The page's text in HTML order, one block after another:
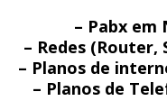
– Pabx em
– Redes (Router,
– Planos de
– Planos de